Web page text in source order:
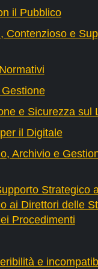
il Pubblico
Contenzioso e
e Sicurezza sul
il Digitale
Archivio e
Strategico
ai Direttori delle
Procedimenti
e